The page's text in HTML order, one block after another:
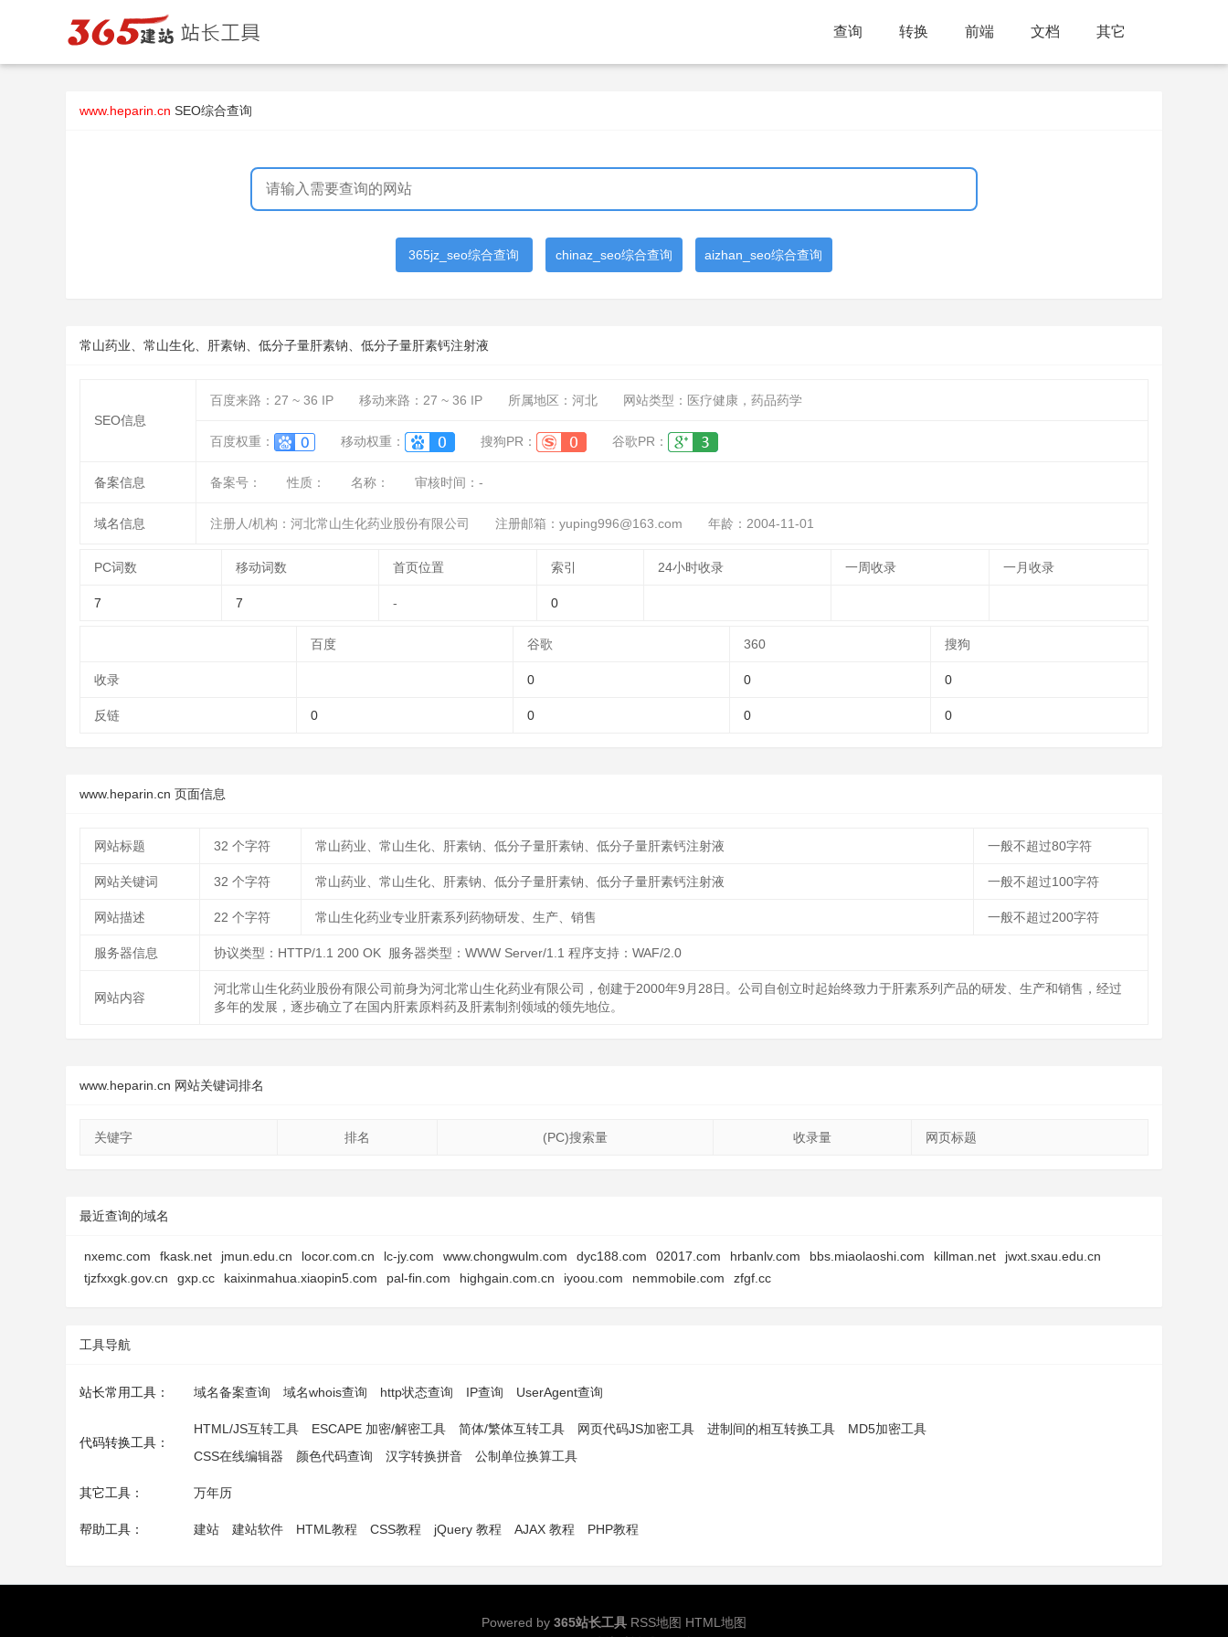
查询 转换 前端 文档 其它
www.heparin.cn SEO综合查询
365jz_seo综合查询 chinaz_seo综合查询 aizhan_seo综合查询
常山药业、常山生化、肝素钠、低分子量肝素钠、低分子量肝素钙注射液
SEO信息
百度来路： 27 ~ 36 IP 移动来路： 27 ~ 36 IP 所属地区：河北 网站类型：医疗健康，药品药学
百度权重： 移动权重： 搜狗PR： 谷歌PR：
备案信息 备案号： 性质： 名称： 审核时间： -
域名信息 注册人/机构：河北常山生化药业股份有限公司 注册邮箱：yuping996@163.com 年龄：2004-11-01
PC词数 移动词数 首页位置 索引 24小时收录 一周收录 一月收录
7 7 - 0
百度 谷歌 360 搜狗
收录 0 0 0
反链 0 0 0 0
www.heparin.cn 页面信息
网站标题 32 个字符 常山药业、常山生化、肝素钠、低分子量肝素钠、低分子量肝素钙注射液 一般不超过80字符
网站关键词 32 个字符 常山药业、常山生化、肝素钠、低分子量肝素钠、低分子量肝素钙注射液 一般不超过100字符
网站描述 22 个字符 常山生化药业专业肝素系列药物研发、生产、销售 一般不超过200字符
服务器信息 协议类型：HTTP/1.1 200 OK 服务器类型：WWW Server/1.1 程序支持：WAF/2.0
网站内容
河北常山生化药业股份有限公司前身为河北常山生化药业有限公司，创建于2000年9月28日。公司自创立时起始终致力于肝素系列产品的研发、生产和销售，经过
多年的发展，逐步确立了在国内肝素原料药及肝素制剂领域的领先地位。
www.heparin.cn 网站关键词排名
关键字 排名 (PC)搜索量 收录量 网页标题
最近查询的域名
nxemc.com fkask.net jmun.edu.cn locor.com.cn lc-jy.com www.chongwulm.com dyc188.com 02017.com hrbanlv.com bbs.miaolaoshi.com killman.net
jwxt.sxau.edu.cn
tjzfxxgk.gov.cn
gxp.cc kaixinmahua.xiaopin5.com pal-fin.com highgain.com.cn iyoou.com nemmobile.com zfgf.cc
工具导航
站长常用工具： 域名备案查询 域名whois查询 http状态查询 IP查询 UserAgent查询
代码转换工具：
HTML/JS互转工具 ESCAPE 加密/解密工具 简体/繁体互转工具 网页代码JS加密工具 进制间的相互转换工具
MD5加密工具
CSS在线编辑器
颜色代码查询 汉字转换拼音 公制单位换算工具
其它工具： 万年历
帮助工具： 建站 建站软件 HTML教程 CSS教程 jQuery 教程 AJAX 教程 PHP教程
Powered by 365站长工具 RSS地图 HTML地图